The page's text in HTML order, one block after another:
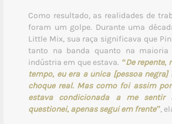
Como resultado, as realidades de
foram um golpe. Durante uma
Little Mix, sua raça significava que
tanto na banda quanto na maioria
indústria em que estava. “De repente,
tempo, eu era a única [pessoa
choque real. Mas como foi assim
estava condicionada a me sentir
questionei, apenas segui em frente”,